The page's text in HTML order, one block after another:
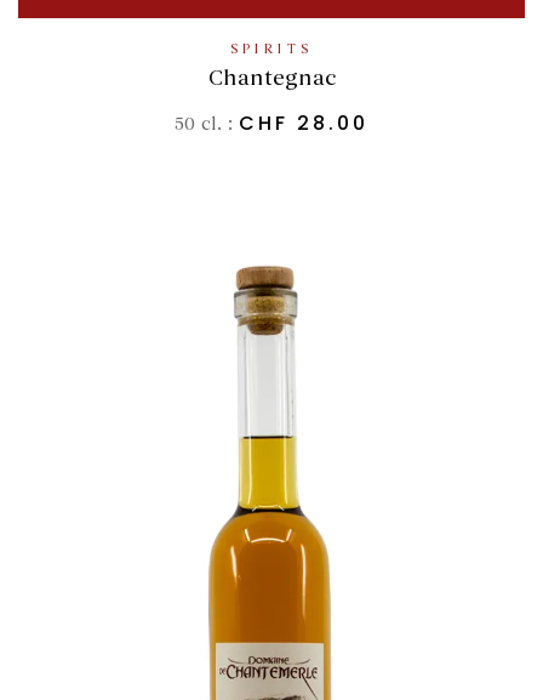
SPIRITS
Chantegnac
50 cl. : CHF 28.00